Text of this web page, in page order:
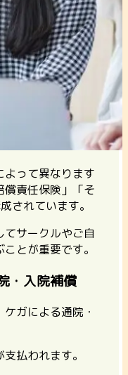
よって異なります
償責任保険」「そ
されています。
サークルやご自
とが重要です。
・入院補償
ガによる通院・
払われます。